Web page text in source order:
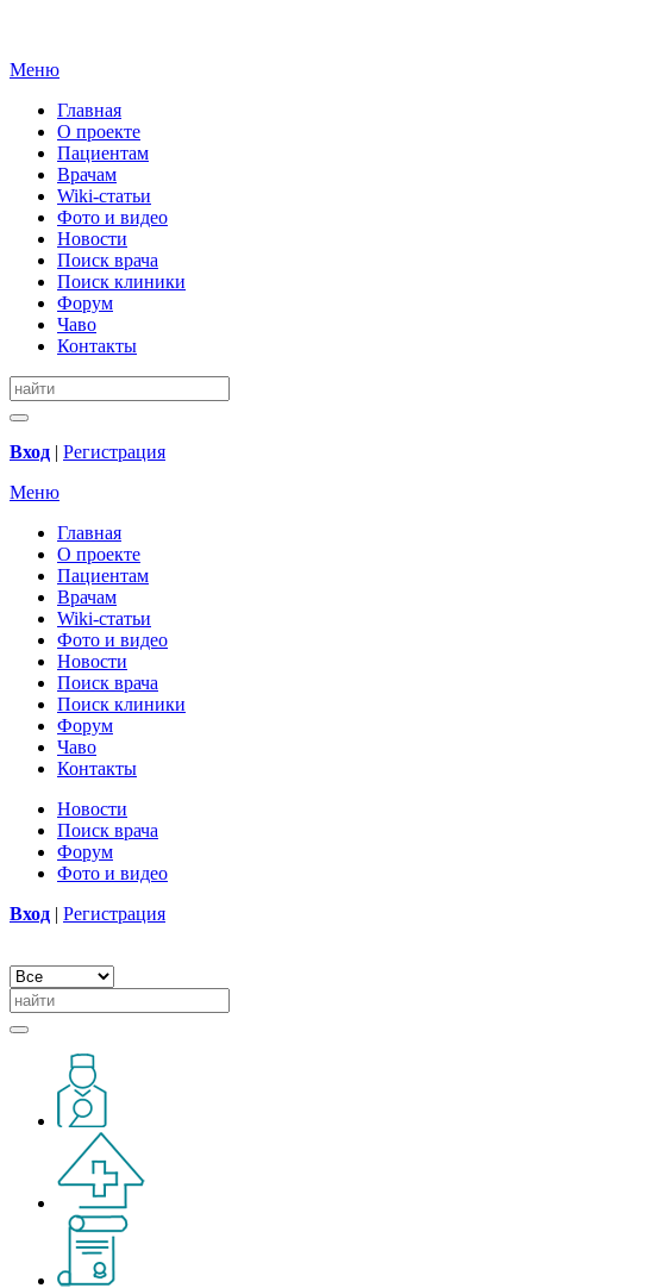
Меню
Главная
О проекте
Пациентам
Врачам
Wiki-статьи
Фото и видео
Новости
Поиск врача
Поиск клиники
Форум
Чаво
Контакты
Вход | Регистрация
Меню
Главная
О проекте
Пациентам
Врачам
Wiki-статьи
Фото и видео
Новости
Поиск врача
Поиск клиники
Форум
Чаво
Контакты
Новости
Поиск врача
Форум
Фото и видео
Вход | Регистрация